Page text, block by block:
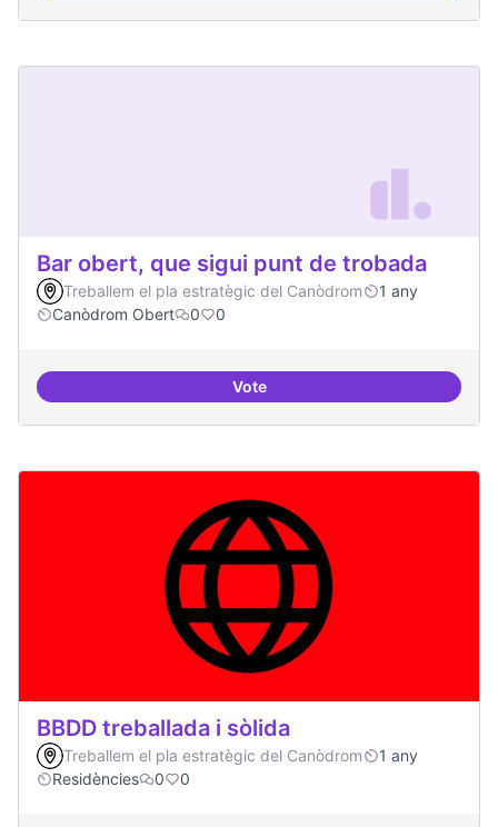
Bar obert, que sigui punt de trobada
Treballem el pla estratègic del Canòdrom
1 any
Canòdrom Obert
0 0
VoteBar obert, que sigui punt de
BBDD treballada i sòlida
Treballem el pla estratègic del Canòdrom
1 any
Residències
0 0